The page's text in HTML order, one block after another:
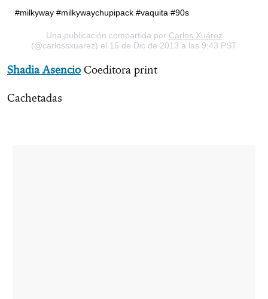
#milkyway #milkywaychupipack #vaquita #90s
Una publicación compartida por Carlos Xuárez
(@carlossxuarez) el 15 de Dic de 2013 a las 9:43 PST
Shadia Asencio Coeditora print
Cachetadas